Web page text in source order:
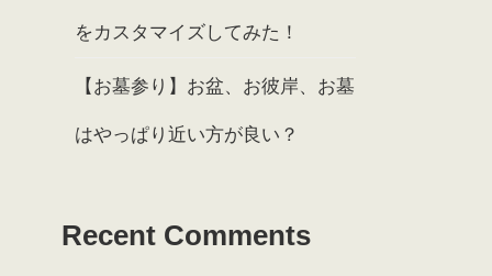
をカスタマイズしてみた！
【お墓参り】お盆、お彼岸、お墓
はやっぱり近い方が良い？
Recent Comments